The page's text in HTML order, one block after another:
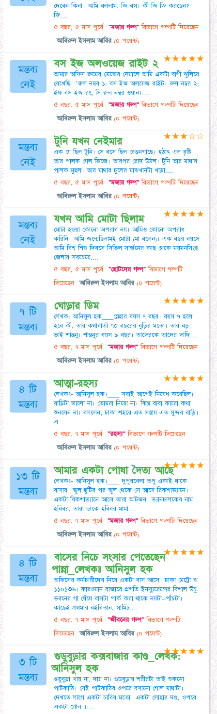
দেবেন কিনা। আমি বললাম, জি বস। কী জি জি করছেন?
জি....
৫ বছর, ৫ মাস পূর্বে "মজার গল্প"বিভাগে গল্পটি দিয়েছেন
আবিরুল ইসলাম আবির(০ পয়েন্ট)
মন্তব্য
নেই
বস ইজ অলওয়েজ রাইট ২
আমার অফিস রুমের ডেস্কের দেয়ালে আমি একটা বাণী ঝুলিয়ে
রেখেছি। ‘রুল নম্বর ১: বস ইজ অলয়েজ রাইট। রুল নম্বর ২:
ইফ বস ইজ রং, সি রুল নম্বর ওয়ান।....
৫ বছর, ৫ মাস পূর্বে "মজার গল্প"বিভাগে গল্পটি দিয়েছেন
আবিরুল ইসলাম আবির(০ পয়েন্ট)
★★★★★
মন্তব্য
নেই
টুনি যখন নেইমার
এক যে ছিল টুনি। সে বসে ছিল বেগুনগাছে। হঠাৎ এল বৃষ্টি।
তার পালক গেল ভিজে। তারপর রােদ উঠল। টুনি তার মাথার
পালক মুছল। তার মাথার চুলের মাঝখানটা খাড়া....
৫ বছর, ৫ মাস পূর্বে "মজার গল্প"বিভাগে গল্পটি দিয়েছেন
আবিরুল ইসলাম আবির(০ পয়েন্ট)
★★★☆☆
মন্তব্য
নেই
যখন আমি মােটা ছিলাম
মােটা হওয়া কোনাে অপরাধ নয়। আমিও কোনাে অপরাধ
করিনি। আমি জন্মেছিলামই মােটা (মা বলেন)। এক বছর বয়সে
আমি বিশ্ব শিশু দিবসে সিভিল সার্জনের কাছ থেকে ময়মনসিংহ
জেলার সবচেয়ে....
৫ বছর, ৫ মাস পূর্বে "ছোটদের গল্প"বিভাগে গল্পটি
দিয়েছেন
আবিরুল ইসলাম আবির(০ পয়েন্ট)
★★★★★
৭ টি
মন্তব্য
ঘােড়ার ডিম‌
লেখক: আনিসুল হক___স্নেহার বয়স ৭ বছর। বয়স ৭ হলে
হবে কী, তার কথাবার্তা ৭০ বছরের বুড়ির মতাে। তার বড়
ভাই শান্তনু। শান্তনুর বয়স ৯ বছর। তাদেরকে তাদের দাদি....
৫ বছর, ৭ মাস পূর্বে "মজার গল্প"বিভাগে গল্পটি দিয়েছেন
আবিরুল ইসলাম আবির(০ পয়েন্ট)
★★★★★
৪ টি
মন্তব্য
আত্মা-রহস্য
লেখকঃ- আনিসুল হক।___ সবাই আগেই নিষেধ করেছিল।
বাড়িটা ভালাে না। তােমরা নিয়াে না। কিন্তু বাবা কারাে কথা
শুনলেন না। বললেন, ঢাকা শহরে এত সস্তায় এত সুন্দর বাড়ি।
এ....
৫ বছর, ৭ মাস পূর্বে "রহস্য"বিভাগে গল্পটি দিয়েছেন
আবিরুল ইসলাম আবির(০ পয়েন্ট)
★★★★★
১৩ টি
মন্তব্য
আমার একটা পােষা দৈত্য আছে
লেখকঃ- আনিসুল হক।___ দুপুরবেলা তপু একাই থাকে
বাসায়। স্কুল ছুটির পর স্কুল থেকে সে আসে রিকশাভ্যানে।
একটা রিকশাভ্যানে আসে তারা আটজন। ভ্যানচালকের নাম
হবিবর, তারা ডাকে হবিবর মামা....
৫ বছর, ৭ মাস পূর্বে "মজার গল্প"বিভাগে গল্পটি দিয়েছেন
আবিরুল ইসলাম আবির(০ পয়েন্ট)
★★★★★
৪ টি
মন্তব্য
বাসের নিচে সংসার পেতেছেন
পান্না_লেখকঃ আনিসুল হক
অফিসের কর্মচারীদের নিয়ে একটা বাস আসে। ঢাকা মেট্রো ঝ
১১০১৩৬। কারওয়ান বাজারে প্রগতি ইনস্যুরেন্সের বিশাল উঁচু
ভবনের গা ঘেঁষে বাসটা পার্ক করা থাকে নয়টা–পাঁচটা।
কাছেই প্রথমার বইবিতান, সামিট....
৫ বছর, ৭ মাস পূর্বে "জীবনের গল্প"বিভাগে গল্পটি
দিয়েছেন
আবিরুল ইসলাম আবির(০ পয়েন্ট)
★★★★★
৩ টি
মন্তব্য
গুডুবুড়ার কক্সবাজার কাণ্ড_লেখক:
আনিসুল হক
গুডুবুড়া খায় না, দায় না। গুডবুড়ার শরীরটা তাই শুকনাে
পাটকাঠি। সেই পাটকাঠির ওপরে বসানাে গােল মাথাটা।
দেখতে লাগে একটা চাবির মতাে। একটা লােহার দণ্ড, ওপরে
একটা গােল ।....
★★★★★